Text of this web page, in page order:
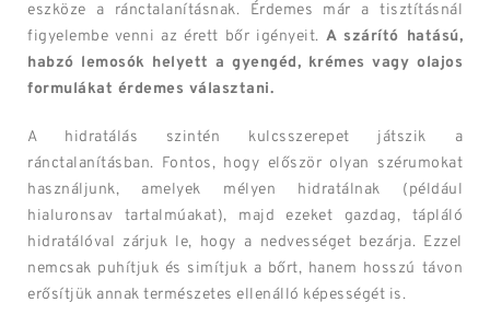
eszköze a ránctalanításnak. Érdemes már a tisztításnál
figyelembe venni az érett bőr igényeit. A szárító hatású,
habzó lemosók helyett a gyengéd, krémes vagy olajos
formulákat érdemes választani.
A hidratálás szintén kulcsszerepet játszik a
ránctalanításban. Fontos, hogy először olyan szérumokat
használjunk, amelyek mélyen hidratálnak (például
hialuronsav tartalmúakat), majd ezeket gazdag, tápláló
hidratálóval zárjuk le, hogy a nedvességet bezárja. Ezzel
nemcsak puhítjuk és simítjuk a bőrt, hanem hosszú távon
erősítjük annak természetes ellenálló képességét is.